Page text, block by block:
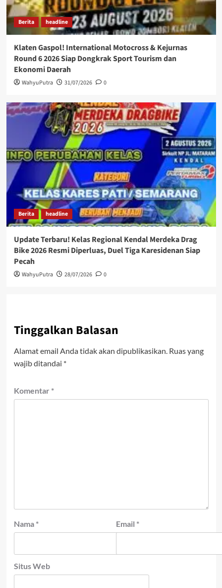
Berita headline
Klaten Gaspol! International Motocross & Kejurnas
Round 6 2026 Siap Dongkrak Sport Tourism dan
Ekonomi Daerah
WahyuPutra 31/07/2026 0
Berita headline
Update Terbaru! Kelas Regional Kendal Merdeka Drag
Bike 2026 Resmi Diperluas, Duel Tiga Karesidenan Siap
Pecah
WahyuPutra 28/07/2026 0
Tinggalkan Balasan
Alamat email Anda tidak akan dipublikasikan. Ruas yang
wajib ditandai *
Komentar *
Nama * Email *
Situs Web